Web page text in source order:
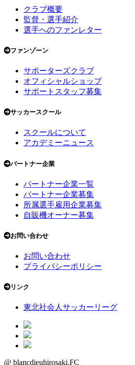
クラブ概要
監督・選手紹介
選手へのファンレター
ファンゾーン
サポーターズクラブ
オフィシャルショップ
サポートスタッフ募集
サッカースクール
スクールについて
アカデミーニュース
パートナー企業
パートナー企業一覧
パートナー企業募集
所属選手雇用企業募集
自販機オーナー募集
お問い合わせ
お問い合わせ
プライバシーポリシー
リンク
東北社会人サッカーリーグ
@ blancdieuhirosaki.FC